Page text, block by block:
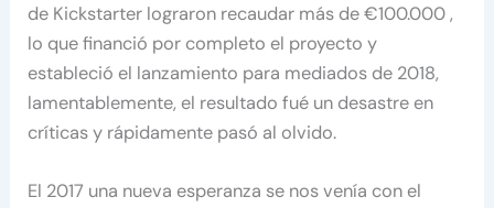
de Kickstarter lograron recaudar más de €100.000 ,
lo que financió por completo el proyecto y
estableció el lanzamiento para mediados de 2018,
lamentablemente, el resultado fué un desastre en
críticas y rápidamente pasó al olvido.
El 2017 una nueva esperanza se nos venía con el